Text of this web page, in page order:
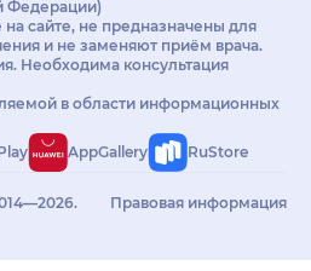
Федерации)
сайте, не предназначены для
и не заменяют приём врача.
Необходима консультация
в области информационных
AppGallery RuStore
Правовая информация